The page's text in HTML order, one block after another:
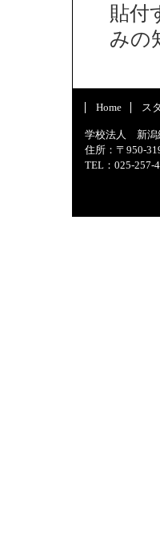
貼付
みの
Home ス
学校法人 新潟
住所：〒950-
TEL：025-257-